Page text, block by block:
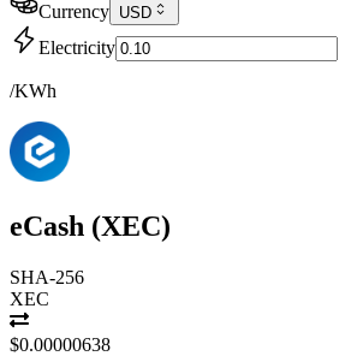
Currency USD
Electricity
/KWh
eCash (XEC)
SHA-256
XEC
$0.00000638